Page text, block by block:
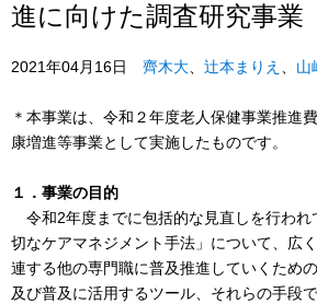
進に向けた調査研究事業
2021年04月16日 齊木大 辻本まりえ 山
＊本事業は、令和２年度老人保健事業推
康増進等事業として実施したものです。
１．事業の目的
令和2年度までに包括的な見直しを行われ
切なケアマネジメント手法」について、広
連する他の専門職に普及推進していくため
及び普及に活用するツール、それらの手段